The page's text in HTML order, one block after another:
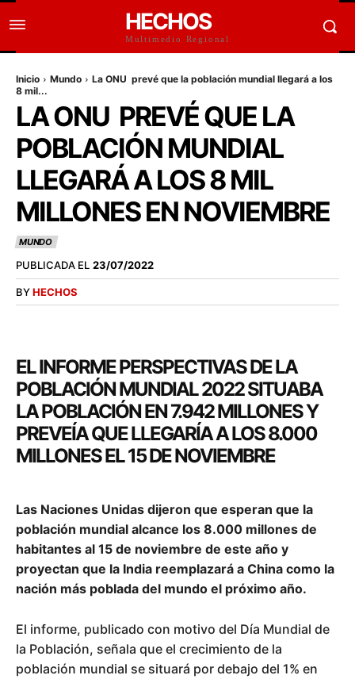
HECHOS
Multimedio Regional
Inicio Mundo
La ONU prevé que la población mundial llegará a los
8 mil...
LA ONU PREVÉ QUE LA
POBLACIÓN MUNDIAL
LLEGARÁ A LOS 8 MIL
MILLONES EN NOVIEMBRE
MUNDO
PUBLICADA EL 23/07/2022
BYHECHOS
EL INFORME PERSPECTIVAS DE LA
POBLACIÓN MUNDIAL 2022 SITUABA
LA POBLACIÓN EN 7.942 MILLONES Y
PREVEÍA QUE LLEGARÍA A LOS 8.000
MILLONES EL 15 DE NOVIEMBRE
Las Naciones Unidas dijeron que esperan que la
población mundial alcance los 8.000 millones de
habitantes al 15 de noviembre de este año y
proyectan que la India reemplazará a China como la
nación más poblada del mundo el próximo año.
El informe, publicado con motivo del Día Mundial de
la Población, señala que el crecimiento de la
población mundial se situará por debajo del 1% en